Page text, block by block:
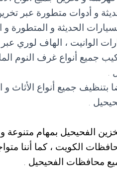
و أدوات متطورة عبر
الحديثة و المتطورة و
الوانيت ، الهاف لوري
جميع أنواع غرف النوم
.
بتنظيف جميع أنواع الأثاث
.
الفحيحيل بمهام متنوعة و
الكويت ، كما أننا
محافظات الفحيحيل .